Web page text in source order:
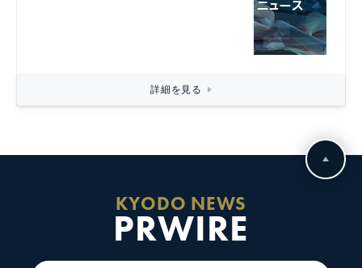
詳細を見る
KYODO NEWS
PRWIRE